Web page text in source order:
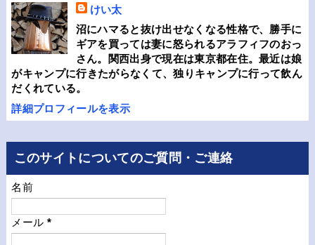
けい太
沼にハマると抜け出せなくなる性格で、勝手に
ギアを買っては妻に怒られるアラフィフのおっ
さん。関西出身で現在は東京都在住。最近は娘
がキャンプに行きたがらなくて、独りキャンプに行って飲ん
だくれている。
詳細プロフィールを表示
このサイトについてのご質問・ご連絡
名前
メール *